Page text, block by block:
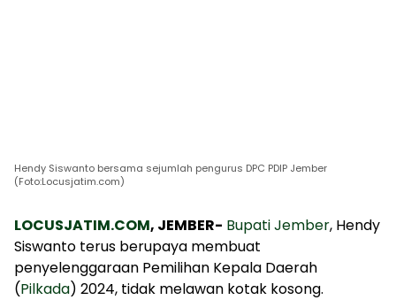
Hendy Siswanto bersama sejumlah pengurus DPC PDIP Jember
(Foto:Locusjatim.com)
LOCUSJATIM.COM, JEMBER- Bupati Jember, Hendy
Siswanto terus berupaya membuat
penyelenggaraan Pemilihan Kepala Daerah
(Pilkada) 2024, tidak melawan kotak kosong.